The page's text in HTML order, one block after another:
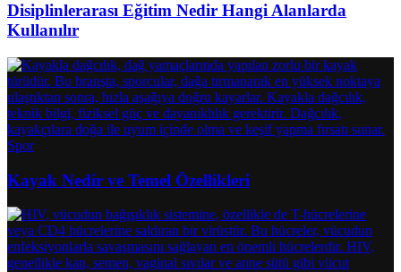
Disiplinlerarası Eğitim Nedir Hangi Alanlarda
Kullanılır
Spor
Kayak Nedir ve Temel Özellikleri